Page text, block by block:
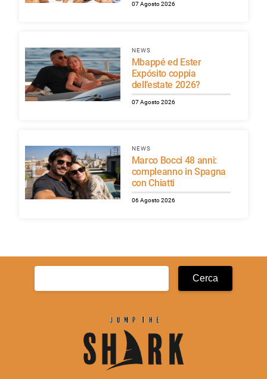
07 Agosto 2026
NEWS
Mbappé ed Ester
Expósito coppia
dell’estate 2026?
07 Agosto 2026
NEWS
Marco Bocci 48 anni:
compleanno in Spagna
con Chiatti
06 Agosto 2026
Ricerca